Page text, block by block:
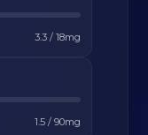
3.3/ 18mg
1.5/ 90mg